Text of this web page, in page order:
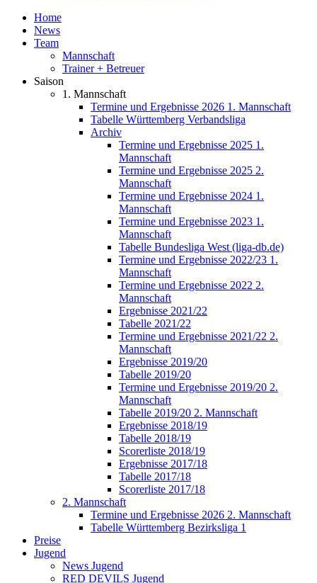
Home
News
Team
Mannschaft
Trainer + Betreuer
Saison
1. Mannschaft
Termine und Ergebnisse 2026 1. Mannschaft
Tabelle Württemberg Verbandsliga
Archiv
Termine und Ergebnisse 2025 1.
Mannschaft
Termine und Ergebnisse 2025 2.
Mannschaft
Termine und Ergebnisse 2024 1.
Mannschaft
Termine und Ergebnisse 2023 1.
Mannschaft
Tabelle Bundesliga West (liga-db.de)
Termine und Ergebnisse 2022/23 1.
Mannschaft
Termine und Ergebnisse 2022 2.
Mannschaft
Ergebnisse 2021/22
Tabelle 2021/22
Termine und Ergebnisse 2021/22 2.
Mannschaft
Ergebnisse 2019/20
Tabelle 2019/20
Termine und Ergebnisse 2019/20 2.
Mannschaft
Tabelle 2019/20 2. Mannschaft
Ergebnisse 2018/19
Tabelle 2018/19
Scorerliste 2018/19
Ergebnisse 2017/18
Tabelle 2017/18
Scorerliste 2017/18
2. Mannschaft
Termine und Ergebnisse 2026 2. Mannschaft
Tabelle Württemberg Bezirksliga 1
Preise
Jugend
News Jugend
RED DEVILS Jugend